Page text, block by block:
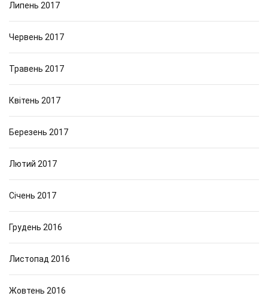
Липень 2017
Червень 2017
Травень 2017
Квітень 2017
Березень 2017
Лютий 2017
Січень 2017
Грудень 2016
Листопад 2016
Жовтень 2016